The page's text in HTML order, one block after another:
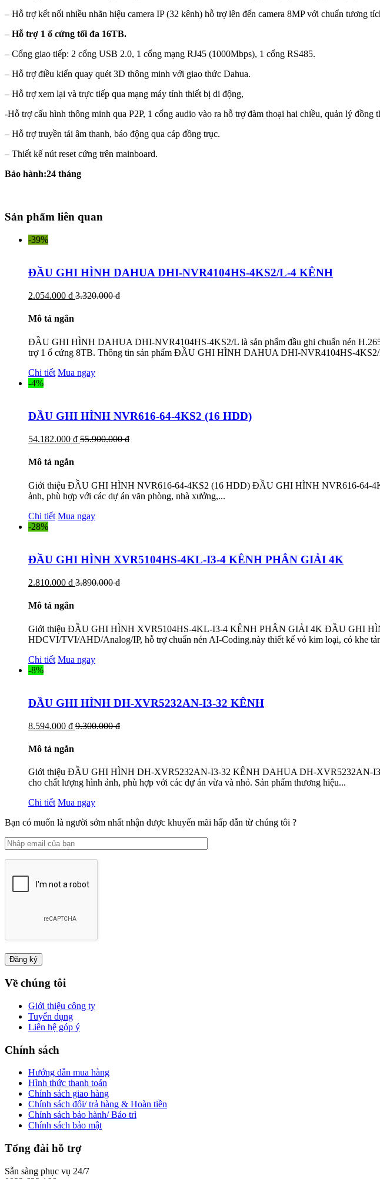
– Hỗ trợ kết nối nhiều nhãn hiệu camera IP (32 kênh) hỗ trợ lên đến camera 8MP với chuẩn tương
– Hỗ trợ 1 ổ cứng tối đa 16TB.
– Cổng giao tiếp: 2 cổng USB 2.0, 1 cổng mạng RJ45 (1000Mbps), 1 cổng RS485.
– Hỗ trợ điều kiển quay quét 3D thông minh với giao thức Dahua.
– Hỗ trợ xem lại và trực tiếp qua mạng máy tính thiết bị di động,
-Hỗ trợ cấu hình thông minh qua P2P, 1 cổng audio vào ra hỗ trợ đàm thoại hai chiều, quản lý đồng
– Hỗ trợ truyền tải âm thanh, báo động qua cáp đồng trục.
– Thiết kế nút reset cứng trên mainboard.
Bảo hành:24 tháng
Sản phẩm liên quan
-39%
ĐẦU GHI HÌNH DAHUA DHI-NVR4104HS-4KS2/L-4 KÊNH
2.054.000 đ 3.320.000 đ
Mô tả ngắn
ĐẦU GHI HÌNH DAHUA DHI-NVR4104HS-4KS2/L là sản phẩm đầu ghi chuẩn nén
trợ 1 ổ cứng 8TB. Thông tin sản phẩm ĐẦU GHI HÌNH DAHUA DHI-NVR4104HS-
Chi tiết Mua ngay
-4%
ĐẦU GHI HÌNH NVR616-64-4KS2 (16 HDD)
54.182.000 đ 55.900.000 đ
Mô tả ngắn
Giới thiệu ĐẦU GHI HÌNH NVR616-64-4KS2 (16 HDD) ĐẦU GHI HÌNH NVR616-64-
ảnh, phù hợp với các dự án văn phòng, nhà xưởng,...
Chi tiết Mua ngay
-28%
ĐẦU GHI HÌNH XVR5104HS-4KL-I3-4 KÊNH PHÂN GIẢI 4K
2.810.000 đ 3.890.000 đ
Mô tả ngắn
Giới thiệu ĐẦU GHI HÌNH XVR5104HS-4KL-I3-4 KÊNH PHÂN GIẢI 4K ĐẦU GHI
HDCVI/TVI/AHD/Analog/IP, hỗ trợ chuẩn nén AI-Coding.này thiết kế vỏ kim loại, có khe
Chi tiết Mua ngay
-8%
ĐẦU GHI HÌNH DH-XVR5232AN-I3-32 KÊNH
8.594.000 đ 9.300.000 đ
Mô tả ngắn
Giới thiệu ĐẦU GHI HÌNH DH-XVR5232AN-I3-32 KÊNH DAHUA DH-XVR5232AN-I3
cho chất lượng hình ảnh, phù hợp với các dự án vừa và nhỏ. Sản phẩm thương hiệu...
Chi tiết Mua ngay
Bạn có muốn là người sớm nhất nhận được khuyến mãi hấp dẫn từ chúng tôi ?
Về chúng tôi
Giới thiệu công ty
Tuyển dụng
Liên hệ góp ý
Chính sách
Hướng dẫn mua hàng
Hình thức thanh toán
Chính sách giao hàng
Chính sách đổi/ trả hàng & Hoàn tiền
Chính sách bảo hành/ Bảo trì
Chính sách bảo mật
Tổng đài hỗ trợ
Sẵn sàng phục vụ 24/7